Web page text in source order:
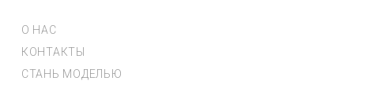
О НАС
КОНТАКТЫ
СТАНЬ МОДЕЛЬЮ